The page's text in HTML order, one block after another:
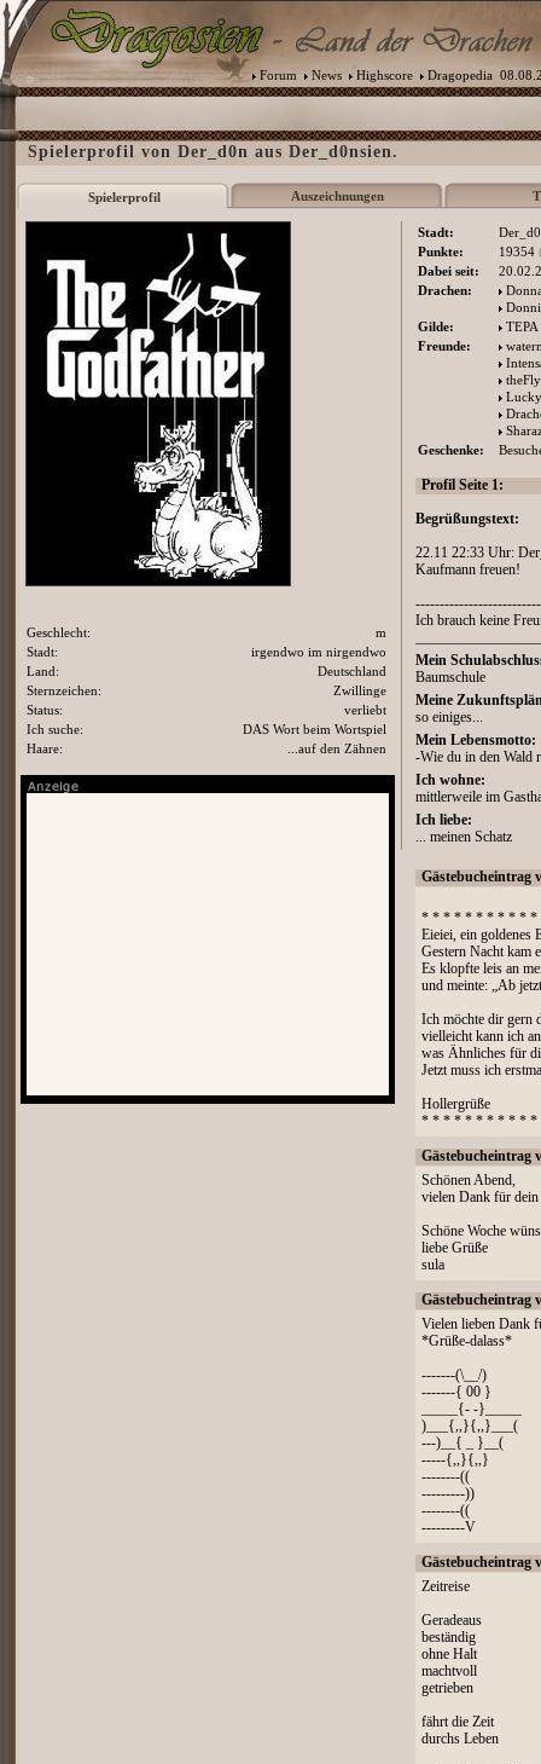
Forum News Highscore Dragopedia
Spielerprofil von Der_d0n aus Der_d0nsien.
Spielerprofil Auszeichnungen
Stadt:
Punkte:
19354
Dabei seit:
Drachen:
Gilde:
TEPA
Freunde:
Geschenke:
Profil Seite 1:
Begrüßungstext:
22.11 22:33 Uhr:
Kaufmann freuen!
Ich brauch keine
Mein
Baumschule
Meine
so einiges...
Mein Lebensmotto:
-Wie du in den Wald
Ich wohne:
mittlerweile im
Ich liebe:
... meinen Schatz
Gästebucheintrag
* * * * * * * * * * *
Eieiei, ein goldenes
Gestern Nacht kam
Es klopfte leis an
und meinte: „Ab
Ich möchte dir gern
vielleicht kann ich
was Ähnliches für
Jetzt muss ich
Hollergrüße
* * * * * * * * * * *
Gästebucheintrag
Schönen Abend,
vielen Dank für
Schöne Woche
liebe Grüße
sula
Gästebucheintrag
Vielen lieben Dank
*Grüße-dalass*
-------(\__/)
-------{ 00 }
_____{- -}_____
)___{,,}{,,}___(
---)__{ _ }__(
-----{,,}{,,}
--------((
---------))
--------((
---------V
Gästebucheintrag
Zeitreise
Geradeaus
beständig
ohne Halt
machtvoll
getrieben
fährt die Zeit
durchs Leben
Geschlecht:
m
Stadt:
irgendwo im nirgendwo
Land:
Deutschland
Sternzeichen:
Zwillinge
Status:
verliebt
Ich suche:
DAS Wort beim Wortspiel
Haare:
...auf den Zähnen